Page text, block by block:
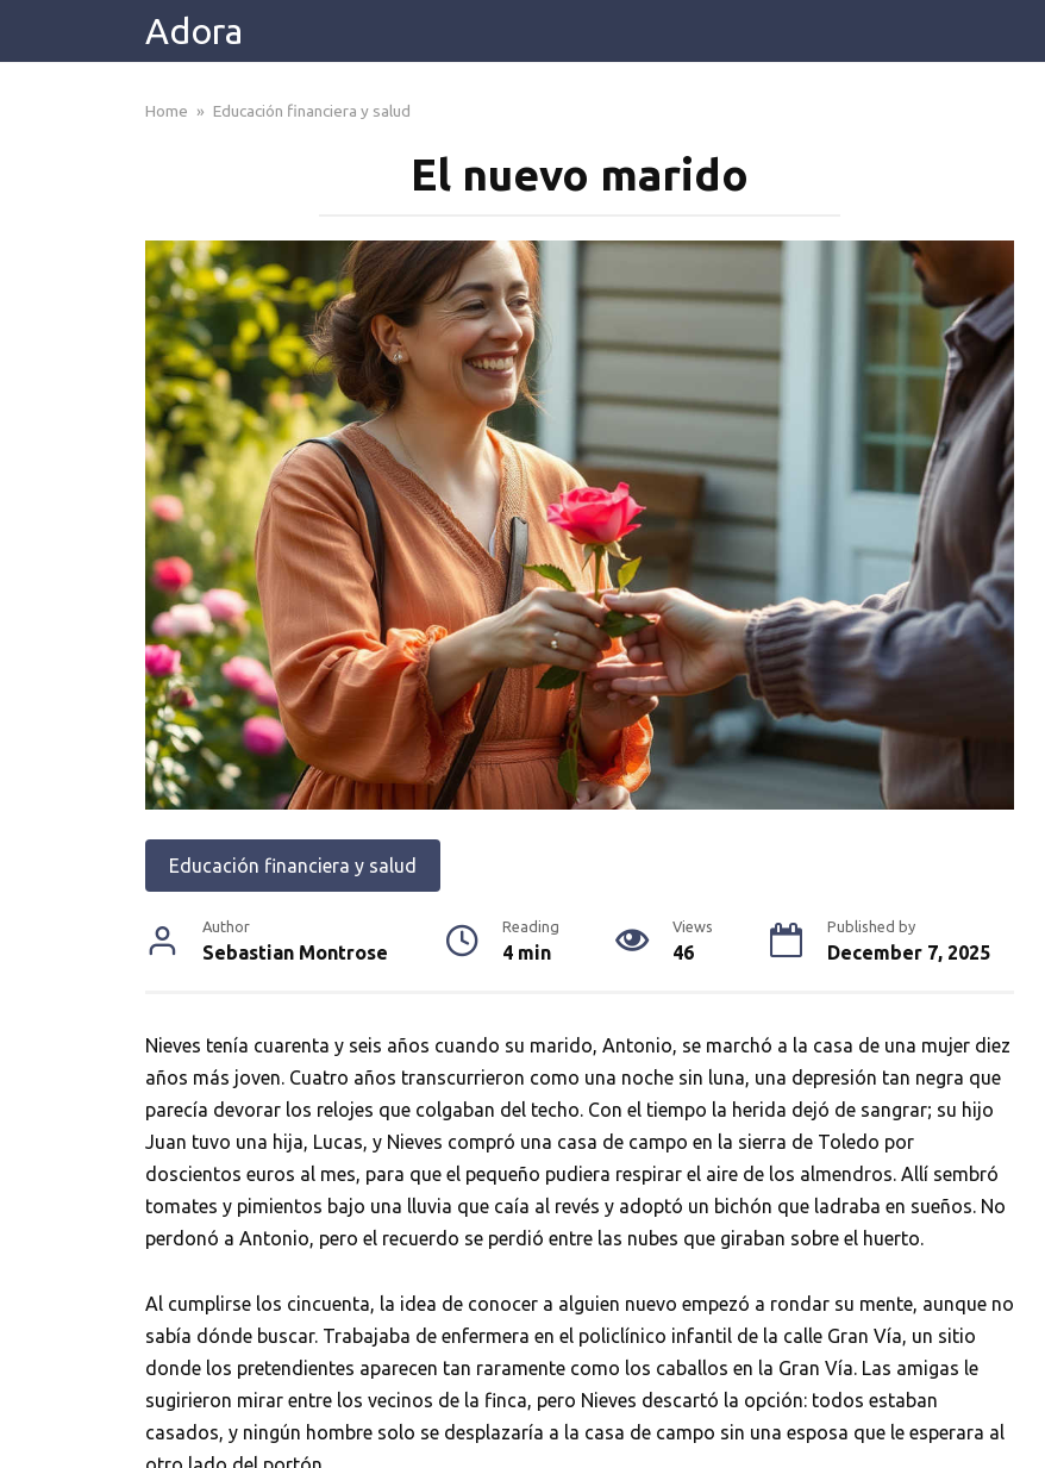
Adora
Home » Educación financiera y salud
El nuevo marido
Educación financiera y salud
Author
Sebastian Montrose
Reading
4 min
Views
46
Published by
December 7, 2025
Nieves tenía cuarenta y seis años cuando su marido, Antonio, se marchó a la casa de una mujer diez
años más joven. Cuatro años transcurrieron como una noche sin luna, una depresión tan negra que
parecía devorar los relojes que colgaban del techo. Con el tiempo la herida dejó de sangrar; su hijo
Juan tuvo una hija, Lucas, y Nieves compró una casa de campo en la sierra de Toledo por
doscientos euros al mes, para que el pequeño pudiera respirar el aire de los almendros. Allí sembró
tomates y pimientos bajo una lluvia que caía al revés y adoptó un bichón que ladraba en sueños. No
perdonó a Antonio, pero el recuerdo se perdió entre las nubes que giraban sobre el huerto.
Al cumplirse los cincuenta, la idea de conocer a alguien nuevo empezó a rondar su mente, aunque no
sabía dónde buscar. Trabajaba de enfermera en el policlínico infantil de la calle Gran Vía, un sitio
donde los pretendientes aparecen tan raramente como los caballos en la Gran Vía. Las amigas le
sugirieron mirar entre los vecinos de la finca, pero Nieves descartó la opción: todos estaban
casados, y ningún hombre solo se desplazaría a la casa de campo sin una esposa que le esperara al